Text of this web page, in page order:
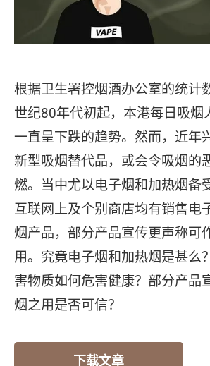
根据卫生署控烟酒办公室的统计
世纪80年代初起，本港每日吸烟
一直呈下跌的趋势。然而，近年
新型吸烟替代品，或会令吸烟的
燃。当中尤以电子烟和加热烟备
互联网上及个别商店均有销售电
烟产品，部分产品宣传更声称可
用。究竟电子烟和加热烟是甚么
害物质如何危害健康？部分产品
烟之用是否可信？
下载文章